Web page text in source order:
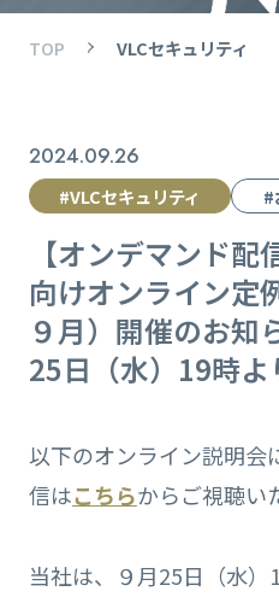
TOP VLCセキュリティ
2024.09.26
#VLCセキュリティ #
【オンデマンド
向けオンライン定
９月）開催のお知
25日（水）19時よ
以下のオンライン説明会
信はこちらからご視聴い
当社は、９月25日（水